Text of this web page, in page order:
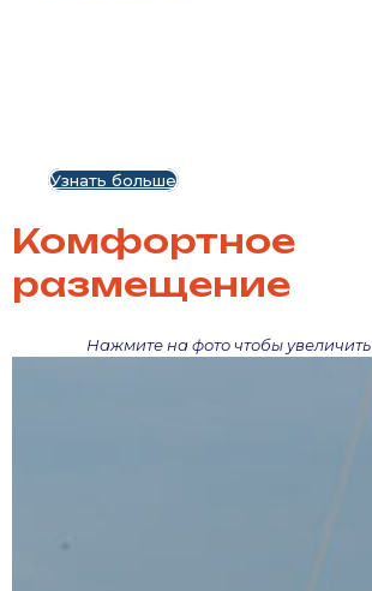
Узнать больше
Комфортное
размещение
Нажмите на фото чтобы увеличить